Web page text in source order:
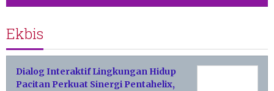
Ekbis
Dialog Interaktif Lingkungan Hidup
Pacitan Perkuat Sinergi Pentahelix,